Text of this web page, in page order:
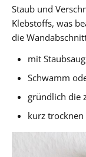
Staub und
Klebstoffs, was
die
mit
Schwamm
gründlich die
kurz trocknen